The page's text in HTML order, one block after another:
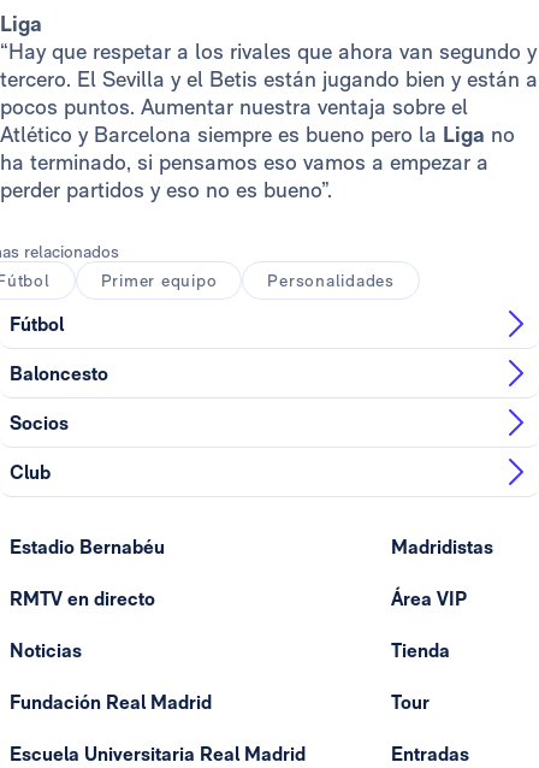
Liga
“Hay que respetar a los rivales que ahora van segundo y
tercero. El Sevilla y el Betis están jugando bien y están a
pocos puntos. Aumentar nuestra ventaja sobre el
Atlético y Barcelona siempre es bueno pero la Liga no
ha terminado, si pensamos eso vamos a empezar a
perder partidos y eso no es bueno”.
relacionados
Primer equipo Personalidades
Fútbol
Baloncesto
Socios
Club
Estadio Bernabéu
RMTV en directo
Noticias
Fundación Real Madrid
Escuela Universitaria Real Madrid
Madridistas
Área VIP
Tienda
Tour
Entradas